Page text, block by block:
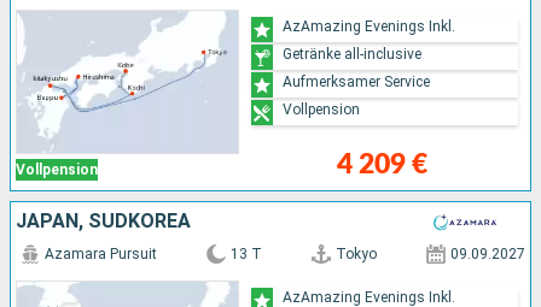
Vollpension 4 209 €
AzAmazing Evenings Inkl.
Getränke all-inclusive
Aufmerksamer Service
Vollpension
JAPAN, SÜDKOREA
Azamara Pursuit 13 T Tokyo 09.09.2027
AzAmazing Evenings Inkl.